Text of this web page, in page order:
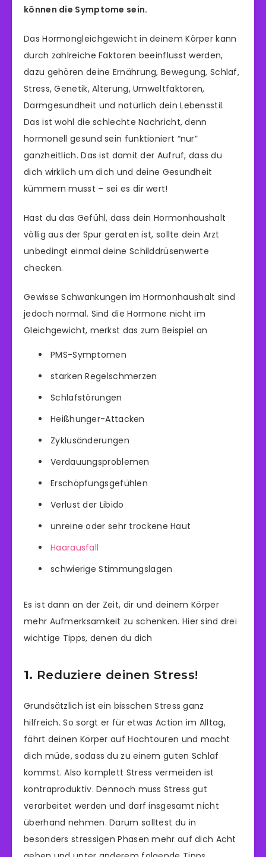
können die Symptome sein.
Das Hormongleichgewicht in deinem Körper kann
durch zahlreiche Faktoren beeinflusst werden,
dazu gehören deine Ernährung, Bewegung, Schlaf,
Stress, Genetik, Alterung, Umweltfaktoren,
Darmgesundheit und natürlich dein Lebensstil.
Das ist wohl die schlechte Nachricht, denn
hormonell gesund sein funktioniert “nur”
ganzheitlich. Das ist damit der Aufruf, dass du
dich wirklich um dich und deine Gesundheit
kümmern musst – sei es dir wert!
Hast du das Gefühl, dass dein Hormonhaushalt
völlig aus der Spur geraten ist, sollte dein Arzt
unbedingt einmal deine Schilddrüsenwerte
checken.
Gewisse Schwankungen im Hormonhaushalt sind
jedoch normal. Sind die Hormone nicht im
Gleichgewicht, merkst das zum Beispiel an
PMS-Symptomen
starken Regelschmerzen
Schlafstörungen
Heißhunger-Attacken
Zyklusänderungen
Verdauungsproblemen
Erschöpfungsgefühlen
Verlust der Libido
unreine oder sehr trockene Haut
Haarausfall
schwierige Stimmungslagen
Es ist dann an der Zeit, dir und deinem Körper
mehr Aufmerksamkeit zu schenken. Hier sind drei
wichtige Tipps, denen du dich
1. Reduziere deinen Stress!
Grundsätzlich ist ein bisschen Stress ganz
hilfreich. So sorgt er für etwas Action im Alltag,
fährt deinen Körper auf Hochtouren und macht
dich müde, sodass du zu einem guten Schlaf
kommst. Also komplett Stress vermeiden ist
kontraproduktiv. Dennoch muss Stress gut
verarbeitet werden und darf insgesamt nicht
überhand nehmen. Darum solltest du in
besonders stressigen Phasen mehr auf dich Acht